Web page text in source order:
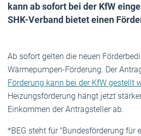
kann ab sofort bei der KfW
SHK-Verband bietet einen
Ab sofort gelten die neuen
Wärmepumpen-Förderung. Der
Förderung kann bei der KfW gestellt
Heizungsförderung hängt jetzt
Einkommen der Antragsteller ab.
*BEG steht für "Bundesförderung für